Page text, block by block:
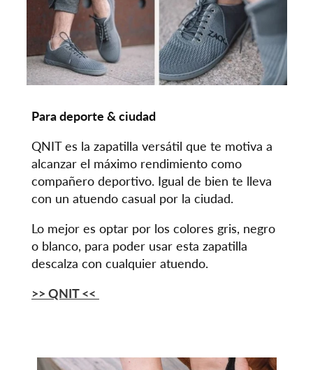
Para deporte & ciudad
QNIT es la zapatilla versátil que te motiva a
alcanzar el máximo rendimiento como
compañero deportivo. Igual de bien te lleva
con un atuendo casual por la ciudad.
Lo mejor es optar por los colores gris, negro
o blanco, para poder usar esta zapatilla
descalza con cualquier atuendo.
>> QNIT<<